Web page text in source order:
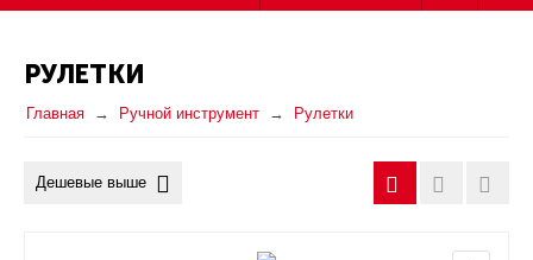
РУЛЕТКИ
Главная Ручной инструмент Рулетки
Дешевые выше